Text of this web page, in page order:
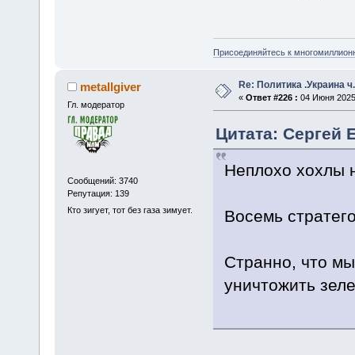
Присоединяйтесь к
metallgiver
Гл. модератор
Сообщений: 3740
Репутация: 139
Кто зигует, тот без газа зимует.
Re: Политика .Украина
« Ответ #226 : 04 Июня
Цитата: Сергей
Неплохо хохлы
Восемь
Странно, что
уничтожить